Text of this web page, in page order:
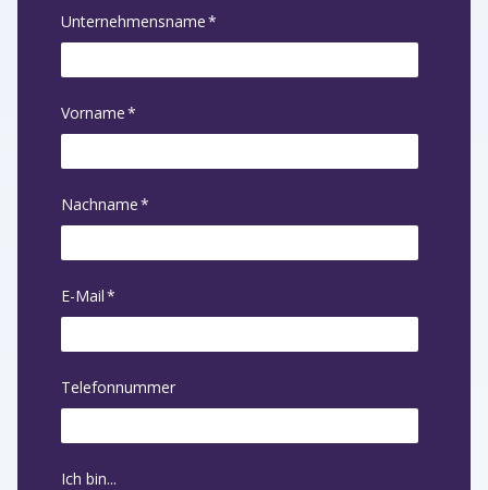
Unternehmensname*
Vorname*
Nachname*
E-Mail*
Telefonnummer
Ich bin...